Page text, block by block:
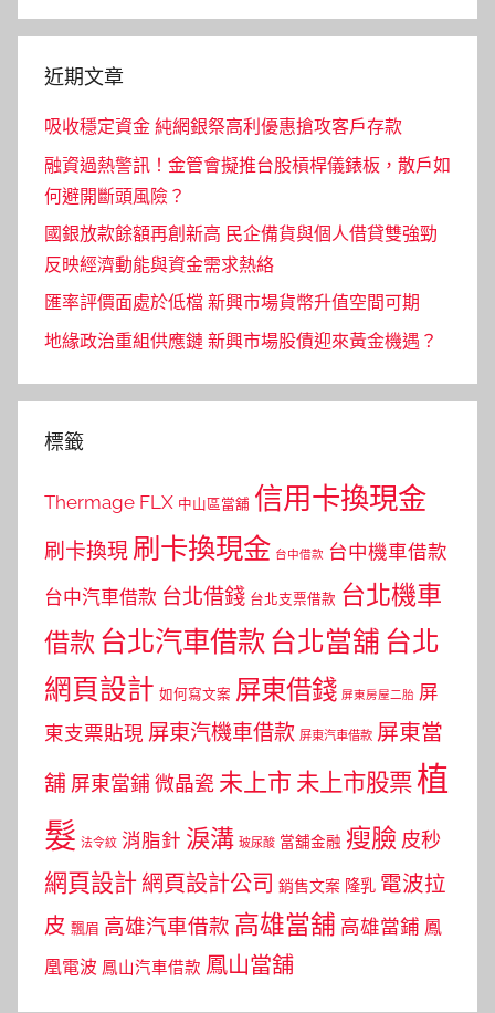
近期文章
吸收穩定資金 純網銀祭高利優惠搶攻客戶存款
融資過熱警訊！金管會擬推台股槓桿儀錶板，散戶如
何避開斷頭風險？
國銀放款餘額再創新高 民企備貨與個人借貸雙強勁
反映經濟動能與資金需求熱絡
匯率評價面處於低檔 新興市場貨幣升值空間可期
地緣政治重組供應鏈 新興市場股債迎來黃金機遇？
標籤
Thermage FLX 中山區當舖 信用卡換現金
刷卡換現 刷卡換現金 台中借款 台中機車借款
台中汽車借款 台北借錢 台北支票借款 台北機車
借款 台北汽車借款 台北當舖 台北
網頁設計 如何寫文案 屏東借錢 屏東房屋二胎 屏
東支票貼現 屏東汽機車借款 屏東汽車借款 屏東當
舖 屏東當鋪 微晶瓷 未上市 未上市股票植
髮 法令紋 消脂針 淚溝 玻尿酸 當舖金融 瘦臉 皮秒
網頁設計 網頁設計公司 銷售文案 隆乳 電波拉
皮 飄眉 高雄汽車借款 高雄當舖 高雄當鋪 鳳
凰電波 鳳山汽車借款 鳳山當舖